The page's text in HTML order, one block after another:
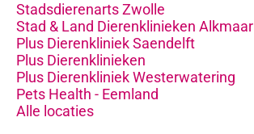
Stadsdierenarts Zwolle
Stad & Land Dierenklinieken Alkmaar
Plus Dierenkliniek Saendelft
Plus Dierenklinieken
Plus Dierenkliniek Westerwatering
Pets Health - Eemland
Alle locaties